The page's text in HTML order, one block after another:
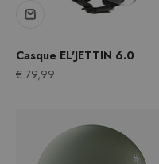
Casque EL'JETTIN 6.0
Prix après remise
€ 79,99